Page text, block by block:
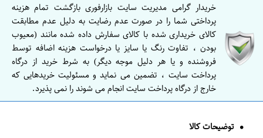
خریدار گرامی مدیریت سایت بازارفوری بازگشت تمام هزینه
پرداختی شما را در صورت عدم رضایت به دلیل عدم مطابقت
کالای خریداری شده با کالای سفارش داده شده مانند (معیوب
بودن ، تفاوت رنگ یا سایز یا درخواست هزینه اضافه توسط
فروشنده و یا هر دلیل موجه دیگر) به شرط خرید از درگاه
پرداخت سایت ، تضمین می نماید و مسئولیت خریدهایی که
خارج از درگاه پرداخت سایت انجام می شوند را نمی پذیرد.
توضیحات کالا